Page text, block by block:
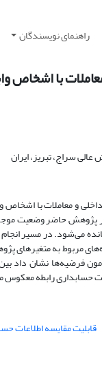
راهنمای نویسندگان
با اشخاص
سراج، تبریز، ایران
و معاملات با اشخاص
حاضر وضعیت
1399 انتخاب‌شده و داده‌های
فرضیه‌ها نشان داد
حسابداری رابطه معکوس
قابلیت مقایسه اطلاعات